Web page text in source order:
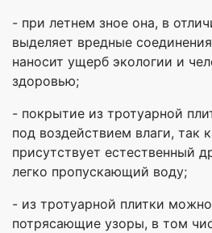
- при летнем зное она, в
выделяет вредные
наносит ущерб экологии и
здоровью;
- покрытие из тротуарной
под воздействием влаги, так
присутствует естественный
легко пропускающий воду;
- из тротуарной плитки
потрясающие узоры, в том